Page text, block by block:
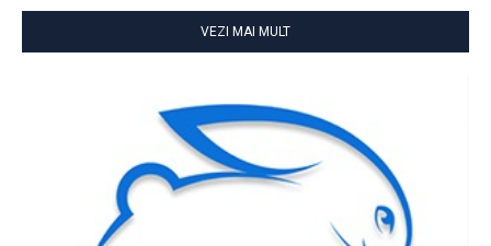
VEZI MAI MULT